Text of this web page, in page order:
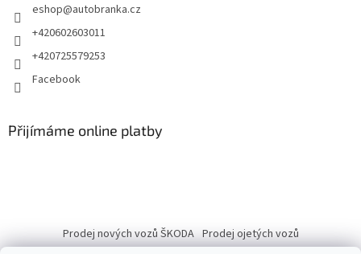
eshop@autobranka.cz
+420602603011
+420725579253
Facebook
Přijímáme online platby
Prodej nových vozů ŠKODA Prodej ojetých vozů